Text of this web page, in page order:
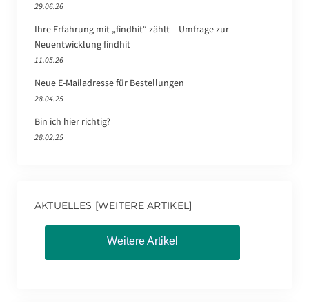
29.06.26
Ihre Erfahrung mit „findhit“ zählt – Umfrage zur
Neuentwicklung findhit
11.05.26
Neue E-Mailadresse für Bestellungen
28.04.25
Bin ich hier richtig?
28.02.25
AKTUELLES [WEITERE ARTIKEL]
Weitere Artikel